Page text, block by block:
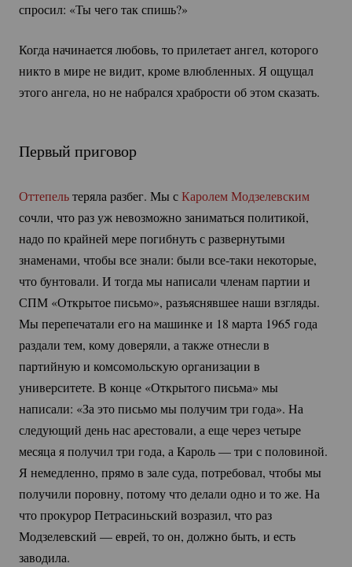
спросил: «Ты чего так спишь?»
Когда начинается любовь, то прилетает ангел, которого
никто в мире не видит, кроме влюбленных. Я ощущал
этого ангела, но не набрался храбрости об этом сказать.
Первый приговор
Оттепельтеряла разбег. Мы сКаролем Модзелевским
сочли, что раз уж невозможно заниматься политикой,
надо по крайней мере погибнуть с развернутыми
знаменами, чтобы все знали: были все-таки некоторые,
что бунтовали. И тогда мы написали членам партии и
СПМ «Открытое письмо», разъяснявшее наши взгляды.
Мы перепечатали его на машинке и 18 марта 1965 года
раздали тем, кому доверяли, а также отнесли в
партийную и комсомольскую организации в
университете. В конце «Открытого письма» мы
написали: «За это письмо мы получим три года». На
следующий день нас арестовали, а еще через четыре
месяца я получил три года, а Кароль — три с половиной.
Я немедленно, прямо в зале суда, потребовал, чтобы мы
получили поровну, потому что делали одно и то же. На
что прокурор Петрасиньский возразил, что раз
Модзелевский — еврей, то он, должно быть, и есть
заводила.